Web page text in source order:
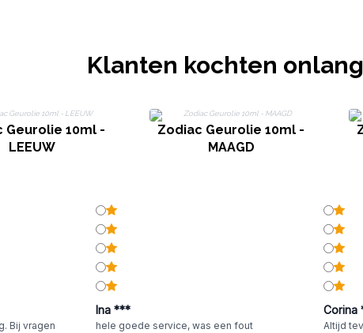
Klanten kochten
Geurolie 10ml -
LEEUW
Zodiac Geurolie 10ml -
MAAGD
Bij vragen
Ina ***
hele goede service, was een fout
Corina
Altijd